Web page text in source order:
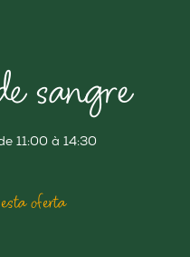
sangre
11:00 à 14:30
oferta